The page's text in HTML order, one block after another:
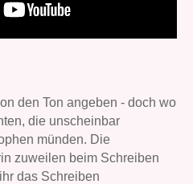
den Ton angeben - doch wo
die unscheinbar
münden. Die
zuweilen beim Schreiben
das Schreiben